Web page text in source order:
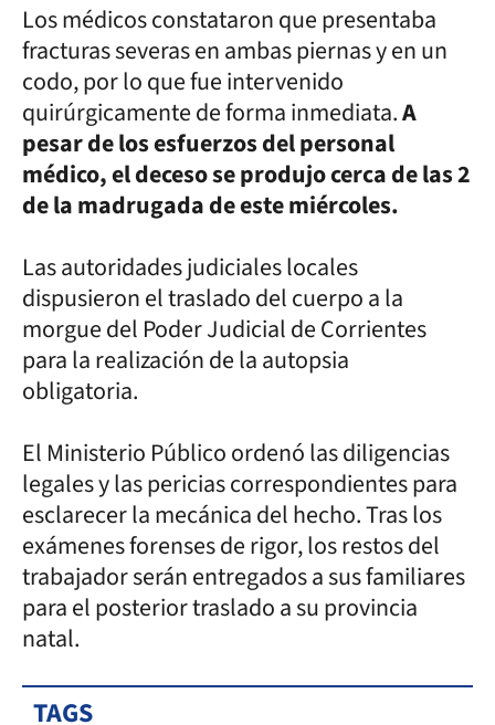
Los médicos constataron que presentaba
fracturas severas en ambas piernas y en un
codo, por lo que fue intervenido
quirúrgicamente de forma inmediata.A
pesar de los esfuerzos del personal
médico, el deceso se produjo cerca de las 2
de la madrugada de este miércoles.
Las autoridades judiciales locales
dispusieron el traslado del cuerpo a la
morgue del Poder Judicial de Corrientes
para la realización de la autopsia
obligatoria.
El Ministerio Público ordenó las diligencias
legales y las pericias correspondientes para
esclarecer la mecánica del hecho. Tras los
exámenes forenses de rigor, los restos del
trabajador serán entregados a sus familiares
para el posterior traslado a su provincia
natal.
TAGS